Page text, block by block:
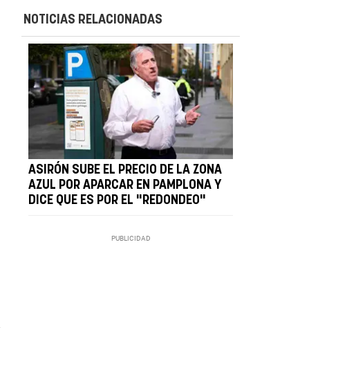
NOTICIAS RELACIONADAS
ASIRÓN SUBE EL PRECIO DE LA ZONA
AZUL POR APARCAR EN PAMPLONA Y
DICE QUE ES POR EL "REDONDEO"